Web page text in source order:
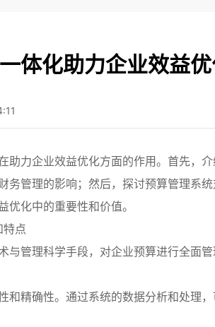
体化助力企业效益
助力企业效益优化方面的作用。首先，
务管理的影响；然后，探讨预算管理系
优化中的重要性和价值。
特点
与管理科学手段，对企业预算进行全面
和精确性。通过系统的数据分析和处理